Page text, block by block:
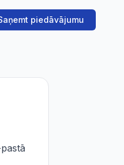
piedāvājumu